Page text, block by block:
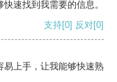
速找到我需要的信息。
支持[0] 反对[0]
易上手，让我能够快速熟